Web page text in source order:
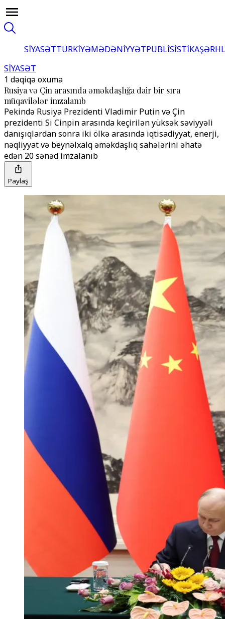
SİYASƏTTÜRKİYƏMƏDƏNİYYƏTPUBLİSİSTİKA
SİYASƏT
1 dəqiqə oxuma
Rusiya və Çin arasında əməkdaşlığa dair bir sıra
müqavilələr imzalanıb
Pekində Rusiya Prezidenti Vladimir Putin və Çin
prezidenti Si Cinpin arasında keçirilən yüksək səviyyəli
danışıqlardan sonra iki ölkə arasında iqtisadiyyat, enerji,
nəqliyyat və beynəlxalq əməkdaşlıq sahələrini əhatə
edən 20 sənəd imzalanıb
Paylaş